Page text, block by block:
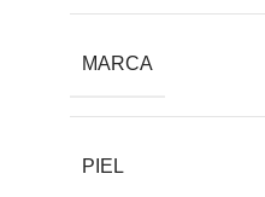
MARCA
PIEL